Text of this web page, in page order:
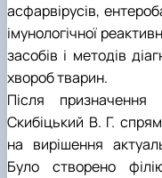
асфарвірусів,
імунологічної
засобів і методів
хвороб тварин.
Після
Скибіцький В. Г.
на вирішення
Було створено